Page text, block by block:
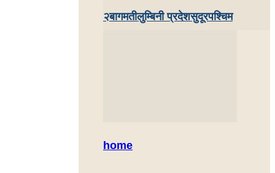
२बागमतीलुम्बिनी प्रदेशसुदूरपश्चिम
home